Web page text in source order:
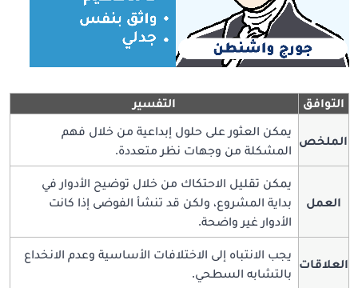
التوافق التفسير
الملخص
يمكن العثور على حلول إبداعية من خلال فهم
المشكلة من وجهات نظر متعددة.
العمل
يمكن تقليل الاحتكاك من خلال توضيح الأدوار في
بداية المشروع، ولكن قد تنشأ الفوضى إذا كانت
الأدوار غير واضحة.
العلاقات
يجب الانتباه إلى الاختلافات الأساسية وعدم الانخداع
بالتشابه السطحي.